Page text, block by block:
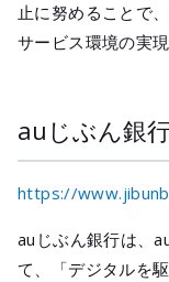
止に努めることで
サービス環境の実
auじぶん銀
https://
auじぶん銀行は、
て、「デジタルを